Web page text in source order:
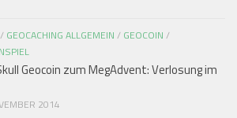
/ GEOCACHING ALLGEMEIN / GEOCOIN /
Geocoin zum MegAdvent: Verlosung im
2014